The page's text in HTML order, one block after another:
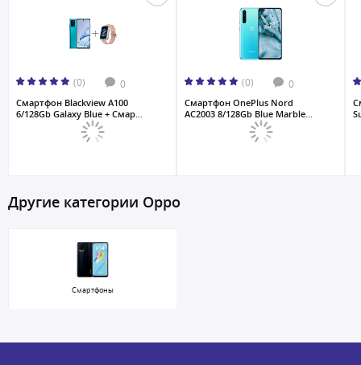
(0) 0
Смартфон Blackview A100
6/128Gb Galaxy Blue + Смар...
(0) 0
Смартфон OnePlus Nord
AC2003 8/128Gb Blue Marble...
Другие категории Oppo
Смартфоны